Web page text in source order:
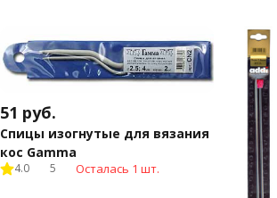
51 руб.
Спицы изогнутые для вязания
кос Gamma
4.0 5 Осталась 1 шт.